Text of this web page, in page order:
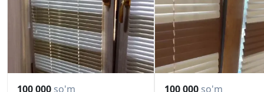
100 000 so'm
100 000 so'm